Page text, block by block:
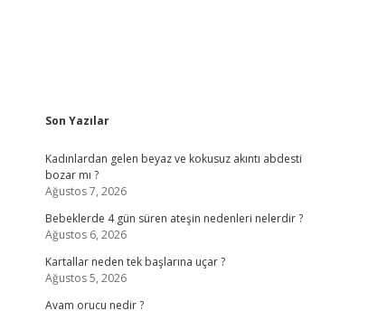
Sidebar
Son Yazılar
Kadınlardan gelen beyaz ve kokusuz akıntı abdesti
bozar mı ?
Ağustos 7, 2026
Bebeklerde 4 gün süren ateşin nedenleri nelerdir ?
Ağustos 6, 2026
Kartallar neden tek başlarına uçar ?
Ağustos 5, 2026
Avam orucu nedir ?